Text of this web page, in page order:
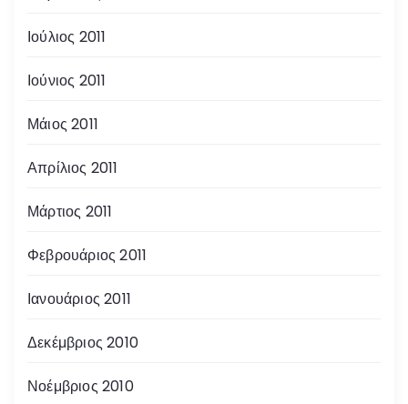
Ιούλιος 2011
Ιούνιος 2011
Μάιος 2011
Απρίλιος 2011
Μάρτιος 2011
Φεβρουάριος 2011
Ιανουάριος 2011
Δεκέμβριος 2010
Νοέμβριος 2010